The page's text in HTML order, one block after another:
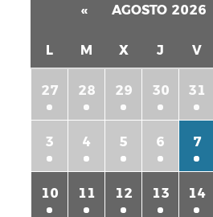
« AGOSTO 2026
L M X J V
27 28 29 30 31
3 4 5 6 7
10 11 12 13 14